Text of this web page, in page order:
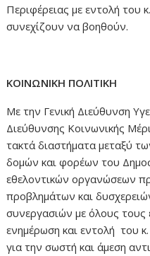
Περιφέρειας με εντολή του
συνεχίζουν να βοηθούν.
ΚΟΙΝΩΝΙΚΗ ΠΟΛΙΤΙΚΗ
Με την Γενική Διεύθυνση
Διεύθυνσης Κοινωνικής
τακτά διαστήματα μεταξύ
δομών και φορέων του
εθελοντικών οργανώσεων
προβλημάτων και
συνεργασιών με όλους
ενημέρωση και εντολή του
για την σωστή και άμεση